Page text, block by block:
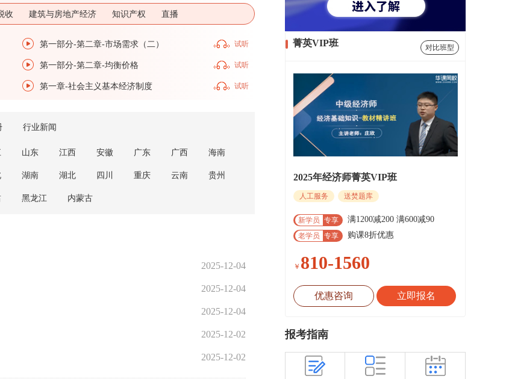
收 建筑与房地产经济 知识产权 直播
第一部分-第二章-市场需求（二） 试听
第一部分-第二章-均衡价格 试听
第一章-社会主义基本经济制度 试听
行业新闻
山东 江西 安徽 广东 广西 海南
湖南 湖北 四川 重庆 云南 贵州
黑龙江 内蒙古
2025-12-04
2025-12-04
2025-12-04
2025-12-02
2025-12-02
菁英VIP班 对比班型
2025年经济师菁英VIP班
人工服务 送焚题库
新学员 专享 满1200减200 满600减90
老学员 专享 购课8折优惠
￥ 810-1560
优惠咨询 立即报名
报考指南